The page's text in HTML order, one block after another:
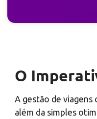
O
A gestão de viagens
além da simples